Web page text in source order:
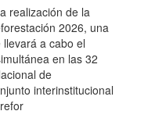
realización de la
2026, una
a cabo el
en las 32
de
interinstitucional